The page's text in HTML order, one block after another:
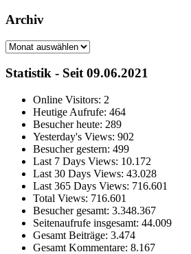
Archiv
Archiv
Statistik - Seit 09.06.2021
Online Visitors: 2
Heutige Aufrufe: 464
Besucher heute: 289
Yesterday's Views: 902
Besucher gestern: 499
Last 7 Days Views: 10.172
Last 30 Days Views: 43.028
Last 365 Days Views: 716.601
Total Views: 716.601
Besucher gesamt: 3.348.367
Seitenaufrufe insgesamt: 44.009
Gesamt Beiträge: 3.474
Gesamt Kommentare: 8.167